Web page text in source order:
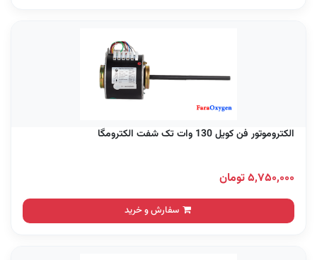
الکتروموتور فن کویل 130 وات تک شفت الکترومگا
۵,۷۵۰,۰۰۰ تومان
سفارش و خرید